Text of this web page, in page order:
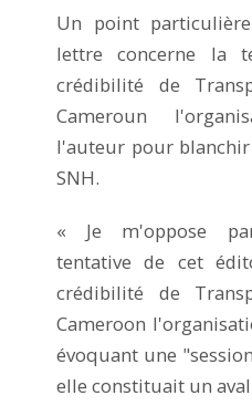
Un point
lettre concerne la
crédibilité de
Cameroun
l'auteur pour
SNH.
« Je m'oppose
tentative de cet
crédibilité de
Cameroon
évoquant une
elle constituait un